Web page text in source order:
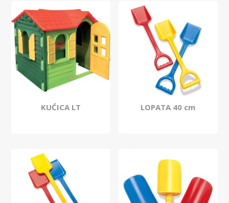
KUĆICA LT LOPATA 40 cm